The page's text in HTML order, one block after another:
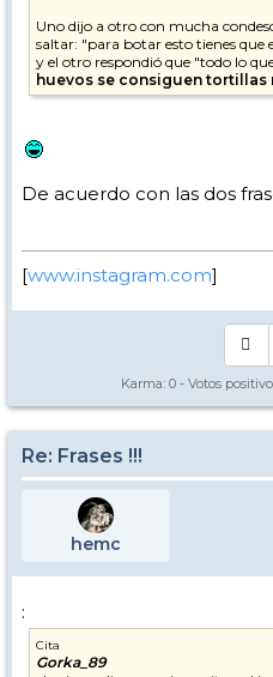
Uno dijo a otro con mucha
saltar: "para botar esto tienes que
y el otro respondió que "todo lo
huevos se consiguen tortillas
De acuerdo con las dos
[www.instagram.com]
Karma: 0 - Votos
Re: Frases !!!
hemc
:
Cita
Gorka_89